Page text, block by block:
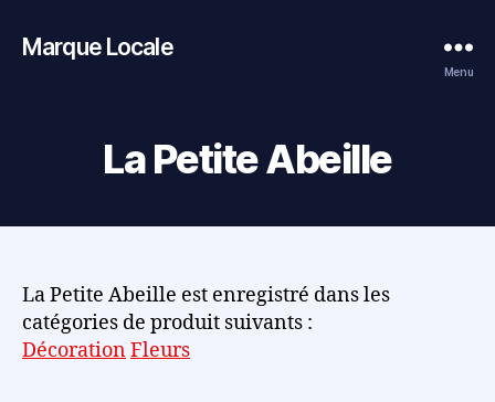
Marque Locale
Menu
La Petite Abeille
La Petite Abeille est enregistré dans les
catégories de produit suivants :
DécorationFleurs